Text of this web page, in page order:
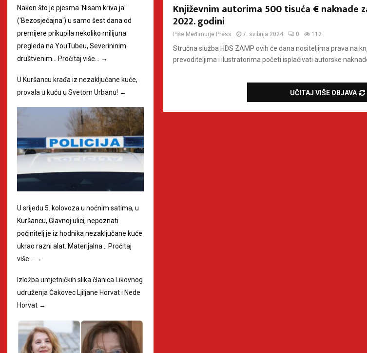
Književnim autorima 500 tisuća € naknade
2022. godini
Piše Međimurje Press 7. svibnja 2024 0 112
Stručna služba HDS ZAMP ovih će dana nositeljima prava na
prevoditeljima i ilustratorima početi isplaćivati autorske naknade
UČITAJ VIŠE OBJAVA
Nakon što je pjesma 'Nisam kriva ja'
('Bezosjećajna') u samo šest dana od
premijere prikupila nekoliko milijuna
pregleda na YouTubeu, Severininim
društvenim…
Pročitaj više… →
U Kuršancu krađa iz nezaključane kuće,
provala u kuću u Svetom Urbanu! →
U srijedu 5. kolovoza u noćnim satima, u
Kuršancu, Glavnoj ulici, nepoznati
počinitelj je iz hodnika nezaključane kuće
ukrao razni alat. Materijalna…
Pročitaj
više…
→
Izložba umjetničkih slika članica Likovnog
udruženja Čakovec Ljiljane Horvat i Nede
Horvat →